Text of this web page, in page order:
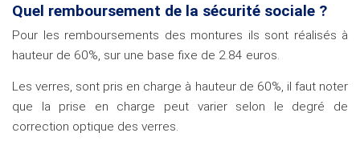
Quel remboursement de la sécurité sociale ?
Pour les remboursements des montures ils sont réalisés à
hauteur de 60%, sur une base fixe de 2.84 euros.
Les verres, sont pris en charge à hauteur de 60%, il faut noter
que la prise en charge peut varier selon le degré de
correction optique des verres.